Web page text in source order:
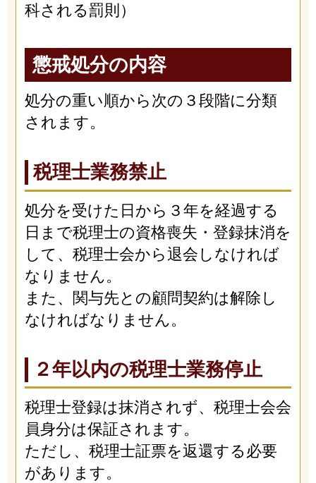
科される罰則）
懲戒処分の内容
処分の重い順から次の３段階に分類
されます。
税理士業務禁止
処分を受けた日から３年を経過する
日まで税理士の資格喪失・登録抹消を
して、税理士会から退会しなければ
なりません。
また、関与先との顧問契約は解除し
なければなりません。
２年以内の税理士業務停止
税理士登録は抹消されず、税理士会会
員身分は保証されます。
ただし、税理士証票を返還する必要
があります。